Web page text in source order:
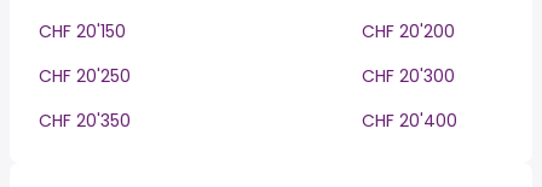
CHF 20'150
CHF 20'200
CHF 20'250
CHF 20'300
CHF 20'350
CHF 20'400